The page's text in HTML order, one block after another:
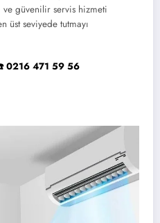
ve güvenilir servis hizmeti
üst seviyede tutmayı
0216 471 59 56